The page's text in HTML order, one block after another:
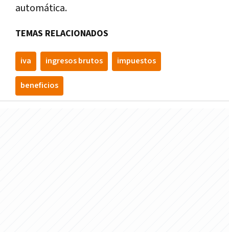
automática.
TEMAS RELACIONADOS
iva ingresos brutos impuestos
beneficios